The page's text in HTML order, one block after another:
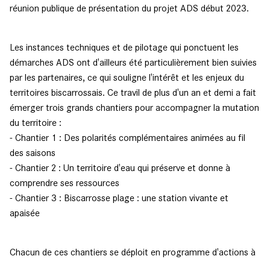
réunion publique de présentation du projet ADS début 2023.
Les instances techniques et de pilotage qui ponctuent les
démarches ADS ont d'ailleurs été particulièrement bien suivies
par les partenaires, ce qui souligne l'intérêt et les enjeux du
territoires biscarrossais. Ce travil de plus d'un an et demi a fait
émerger trois grands chantiers pour accompagner la mutation
du territoire :
- Chantier 1 : Des polarités complémentaires animées au fil
des saisons
- Chantier 2 : Un territoire d'eau qui préserve et donne à
comprendre ses ressources
- Chantier 3 : Biscarrosse plage : une station vivante et
apaisée
Chacun de ces chantiers se déploit en programme d'actions à